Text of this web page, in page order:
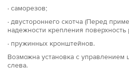
· саморезов;
· двустороннего скотча (Перед
надежности крепления
· пружинных кронштейнов.
Возможна установка с управлением
слева.